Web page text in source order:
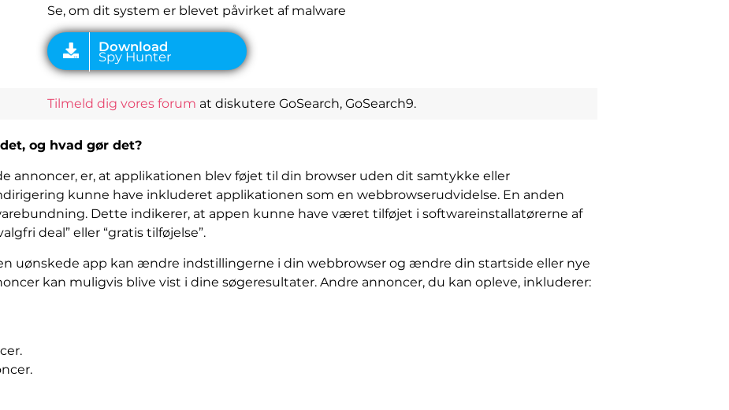
Se, om dit system er blevet påvirket af malware
Tilmeld dig vores forum at diskutere GoSearch, GoSearch9.
og hvad gør det?
annoncer, er, at applikationen blev føjet til din browser uden dit samtykke eller
kunne have inkluderet applikationen som en webbrowserudvidelse. En anden
Dette indikerer, at appen kunne have været tilføjet i softwareinstallatørerne af
deal” eller “gratis tilføjelse”.
uønskede app kan ændre indstillingerne i din webbrowser og ændre din startside eller nye
kan muligvis blive vist i dine søgeresultater. Andre annoncer, du kan opleve, inkluderer: